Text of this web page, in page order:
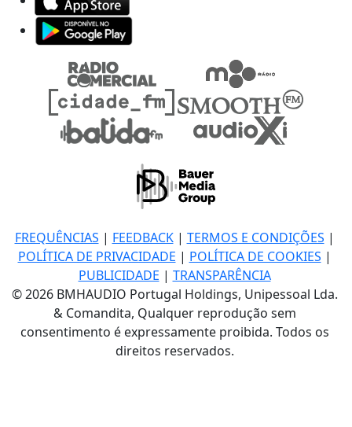
FREQUÊNCIAS | FEEDBACK| TERMOS E CONDIÇÕES |
POLÍTICA DE PRIVACIDADE | POLÍTICA DE COOKIES |
PUBLICIDADE | TRANSPARÊNCIA
© 2026 BMHAUDIO Portugal Holdings, Unipessoal Lda.
& Comandita, Qualquer reprodução sem
consentimento é expressamente proibida. Todos os
direitos reservados.